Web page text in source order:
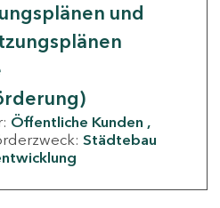
und
Öffentliche Kunden
Städtebau